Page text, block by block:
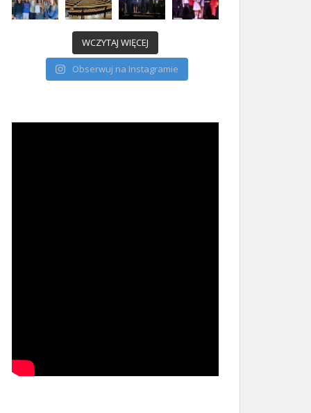
WCZYTAJ WIĘCEJ
Obserwuj na Instagramie